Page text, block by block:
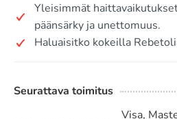
Yleisimmät
päänsärky ja unettomuus.
Haluaisitko kokeilla
Seurattava toimitus
Visa,